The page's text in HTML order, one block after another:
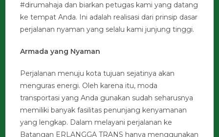
#dirumahaja dan biarkan petugas kami yang datang
ke tempat Anda. Ini adalah realisasi dari prinsip dasar
perjalanan nyaman yang selalu kami junjung tinggi.
Armada yang Nyaman
Perjalanan menuju kota tujuan sejatinya akan
menguras energi. Oleh karena itu, moda
transportasi yang Anda gunakan sudah seharusnya
memiliki banyak fasilitas penunjang kenyamanan
yang lengkap. Dalam melayani perjalanan ke
Batangan ERLANGGA TRANS hanya menggunakan